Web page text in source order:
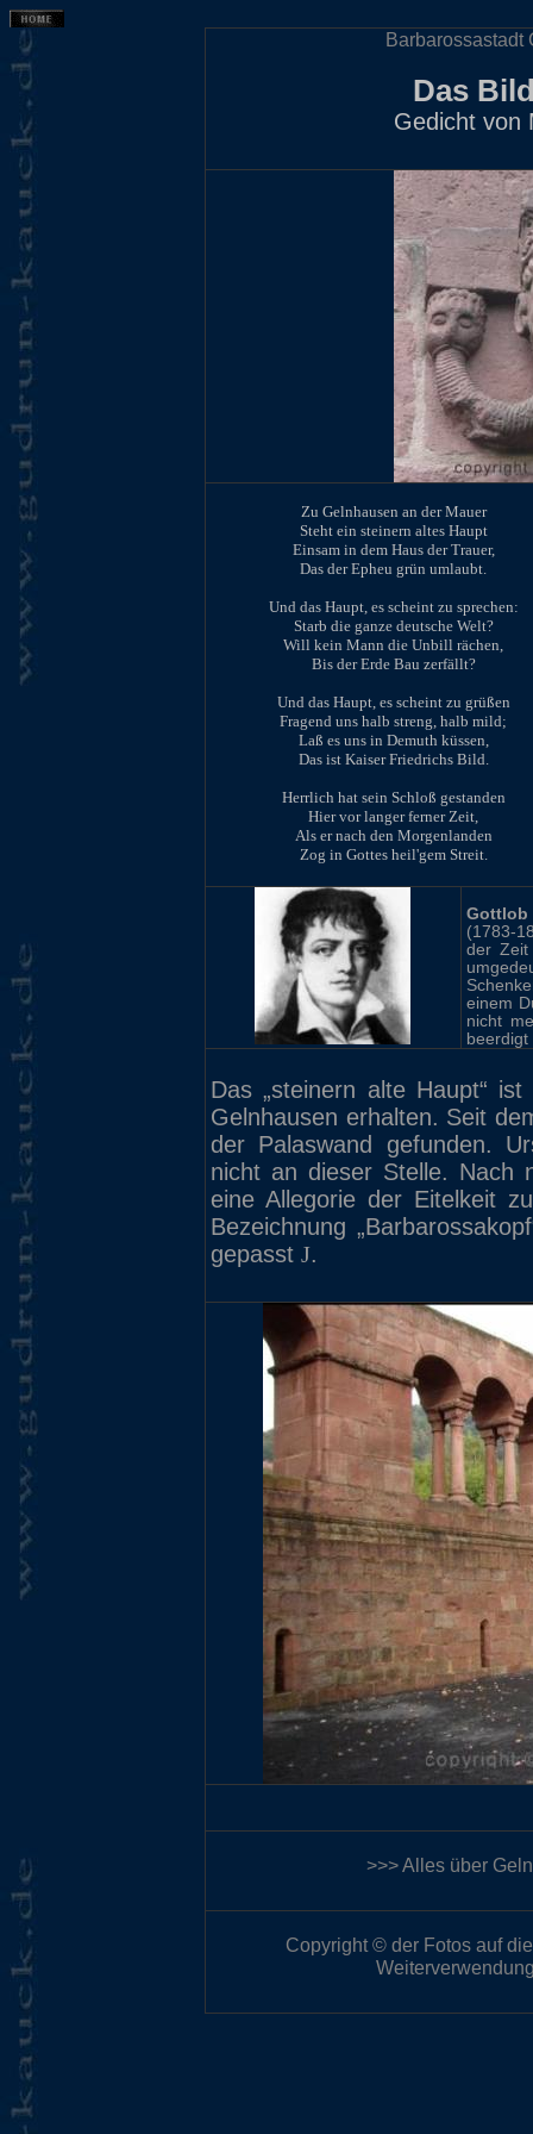
Barbarossastadt
Das
Gedicht von
Zu Gelnhausen an der Mauer
Steht ein steinern altes Haupt
Einsam in dem Haus der Trauer,
Das der Epheu grün umlaubt.
Und das Haupt, es scheint zu sprechen:
Starb die ganze deutsche Welt?
Will kein Mann die Unbill rächen,
Bis der Erde Bau zerfällt?
Und das Haupt, es scheint zu grüßen
Fragend uns halb streng, halb mild;
Laß es uns in Demuth küssen,
Das ist Kaiser Friedrichs Bild.
Herrlich hat sein Schloß gestanden
Hier vor langer ferner Zeit,
Als er nach den Morgenlanden
Zog in Gottes heil'gem Streit.
Gottlob
(1783-
der Zeit
einem
nicht
Das „steinern alte Haupt“
Gelnhausen erhalten. Seit
der Palaswand gefunden.
nicht an dieser Stelle. Nach
eine Allegorie der Eitelkeit
Bezeichnung
gepasstJ.
>>> Alles über
Copyright © der Fotos auf